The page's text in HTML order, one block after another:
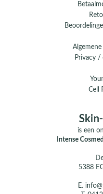
Privacy /
Cell
is een
Intense
5388
E.